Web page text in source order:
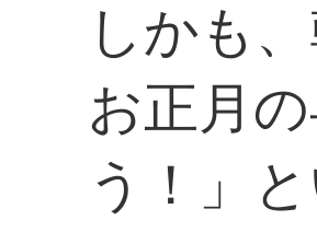
しかも
お正月
う！」